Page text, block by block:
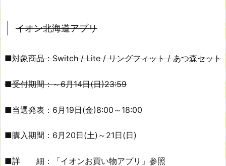
イオン北海道アプリ
■対象商品：Switch / Lite / リングフィット / あつ森セット
■受付期間：～6月14日(日)23:59
■当選発表：6月19日(金)8:00～18:00
■購入期間：6月20日(土)～21日(日)
■詳 細：「イオンお買い物アプリ」参照